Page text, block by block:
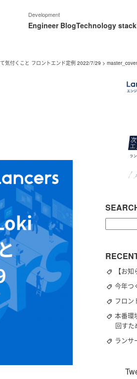
Development
Engineer BlogTechnology stack
気付くこと フロントエンド定例 2022/7/29 > master_cover
【お
今年つ
フロン
本番環
回すた
ランサ